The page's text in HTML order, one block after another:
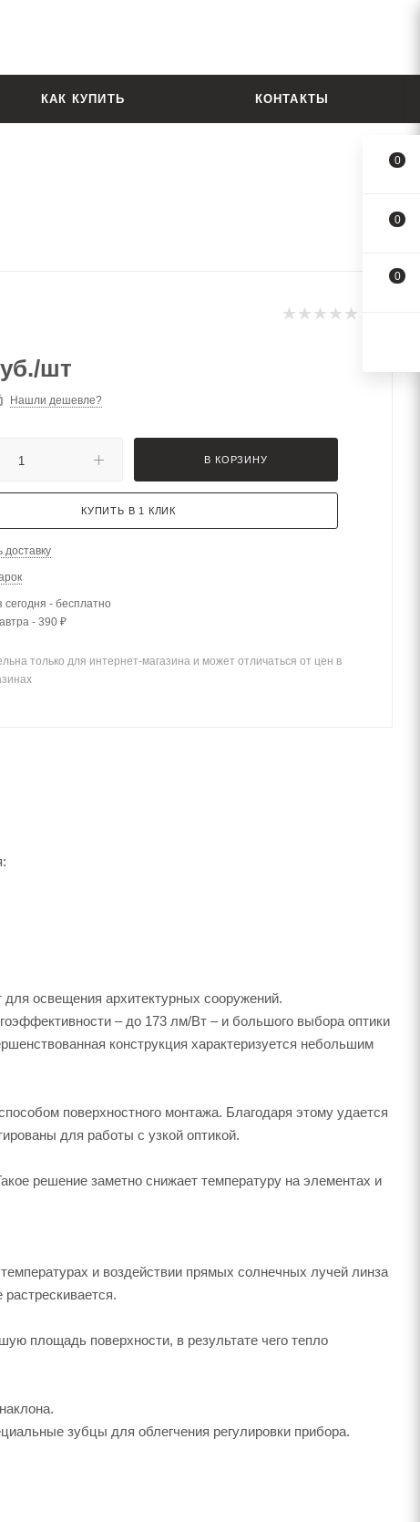
КАК КУПИТЬ КОНТАКТЫ
/шт
Нашли дешевле?
В КОРЗИНУ
КУПИТЬ В 1 КЛИК
доставку
- бесплатно
- 390 ₽
только для интернет-магазина и может отличаться от цен в
освещения архитектурных сооружений.
– до 173 лм/Вт – и большого выбора оптики
конструкция характеризуется небольшим
поверхностного монтажа. Благодаря этому удается
для работы с узкой оптикой.
решение заметно снижает температуру на элементах и
и воздействии прямых солнечных лучей линза
площадь поверхности, в результате чего тепло
зубцы для облегчения регулировки прибора.
0
0
0